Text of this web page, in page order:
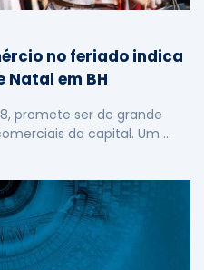
no feriado indica
Natal em BH
promete ser de grande
da capital. Um …